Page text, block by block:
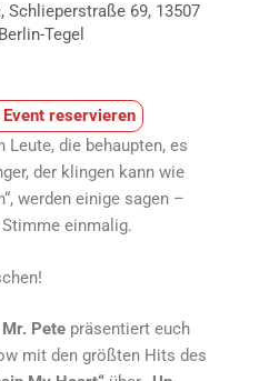
Schlieperstraße 69, 13507
Berlin-Tegel
reservieren
die behaupten, es
der klingen kann wie
werden einige sagen –
einmalig.
Mr. Pete präsentiert euch
mit den größten Hits des